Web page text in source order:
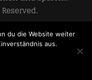
Meoso GmbH
du die Website weiter
aus.